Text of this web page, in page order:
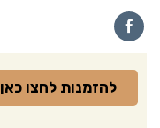
Facebook
להזמנות לחצו כאן